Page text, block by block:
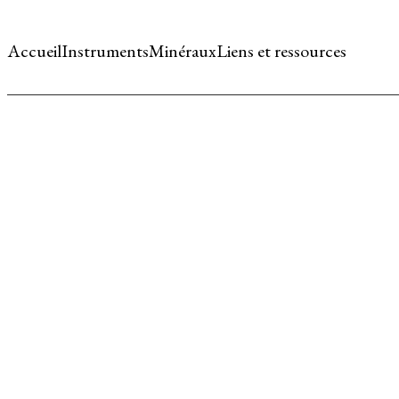
AccueilInstrumentsMinérauxLiens et ressources